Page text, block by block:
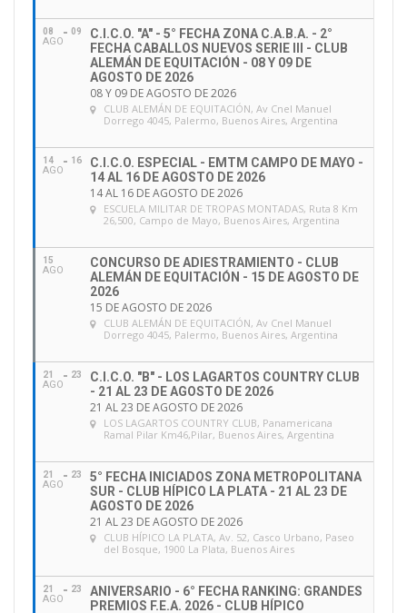
08
AGO
09
C.I.C.O. "A" - 5° FECHA ZONA C.A.B.A. - 2°
FECHA CABALLOS NUEVOS SERIE III - CLUB
ALEMÁN DE EQUITACIÓN - 08 Y 09 DE
AGOSTO DE 2026
08 Y 09 DE AGOSTO DE 2026
CLUB ALEMÁN DE EQUITACIÓN, Av Cnel Manuel
Dorrego 4045, Palermo, Buenos Aires, Argentina
14
AGO
16
C.I.C.O. ESPECIAL - EMTM CAMPO DE MAYO -
14 AL 16 DE AGOSTO DE 2026
14 AL 16 DE AGOSTO DE 2026
ESCUELA MILITAR DE TROPAS MONTADAS, Ruta 8 Km
26,500, Campo de Mayo, Buenos Aires, Argentina
15
AGO
CONCURSO DE ADIESTRAMIENTO - CLUB
ALEMÁN DE EQUITACIÓN - 15 DE AGOSTO DE
2026
15 DE AGOSTO DE 2026
CLUB ALEMÁN DE EQUITACIÓN, Av Cnel Manuel
Dorrego 4045, Palermo, Buenos Aires, Argentina
21
AGO
23
C.I.C.O. "B" - LOS LAGARTOS COUNTRY CLUB
- 21 AL 23 DE AGOSTO DE 2026
21 AL 23 DE AGOSTO DE 2026
LOS LAGARTOS COUNTRY CLUB, Panamericana
Ramal Pilar Km46,Pilar, Buenos Aires, Argentina
21
AGO
23
5° FECHA INICIADOS ZONA METROPOLITANA
SUR - CLUB HÍPICO LA PLATA - 21 AL 23 DE
AGOSTO DE 2026
21 AL 23 DE AGOSTO DE 2026
CLUB HÍPICO LA PLATA, Av. 52, Casco Urbano, Paseo
del Bosque, 1900 La Plata, Buenos Aires
21
AGO
23
ANIVERSARIO - 6° FECHA RANKING: GRANDES
PREMIOS F.E.A. 2026 - CLUB HÍPICO